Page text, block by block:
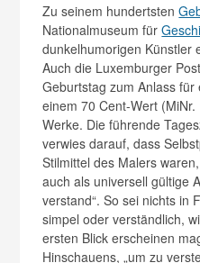
Zu seinem hundertsten
Nationalmuseum für
dunkelhumorigen Künstler
Auch die Luxemburger
Geburtstag zum Anlass
einem 70 Cent-Wert
Werke. Die führende
verwies darauf, dass
Stilmittel des Malers
auch als universell gültige
verstand“. So sei nichts in
simpel oder verständlich,
ersten Blick erscheinen
Hinschauens, „um zu